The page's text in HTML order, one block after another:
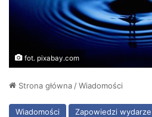
fot. pixabay.com
Strona główna /Wiadomości
Wiadomości Zapowiedzi